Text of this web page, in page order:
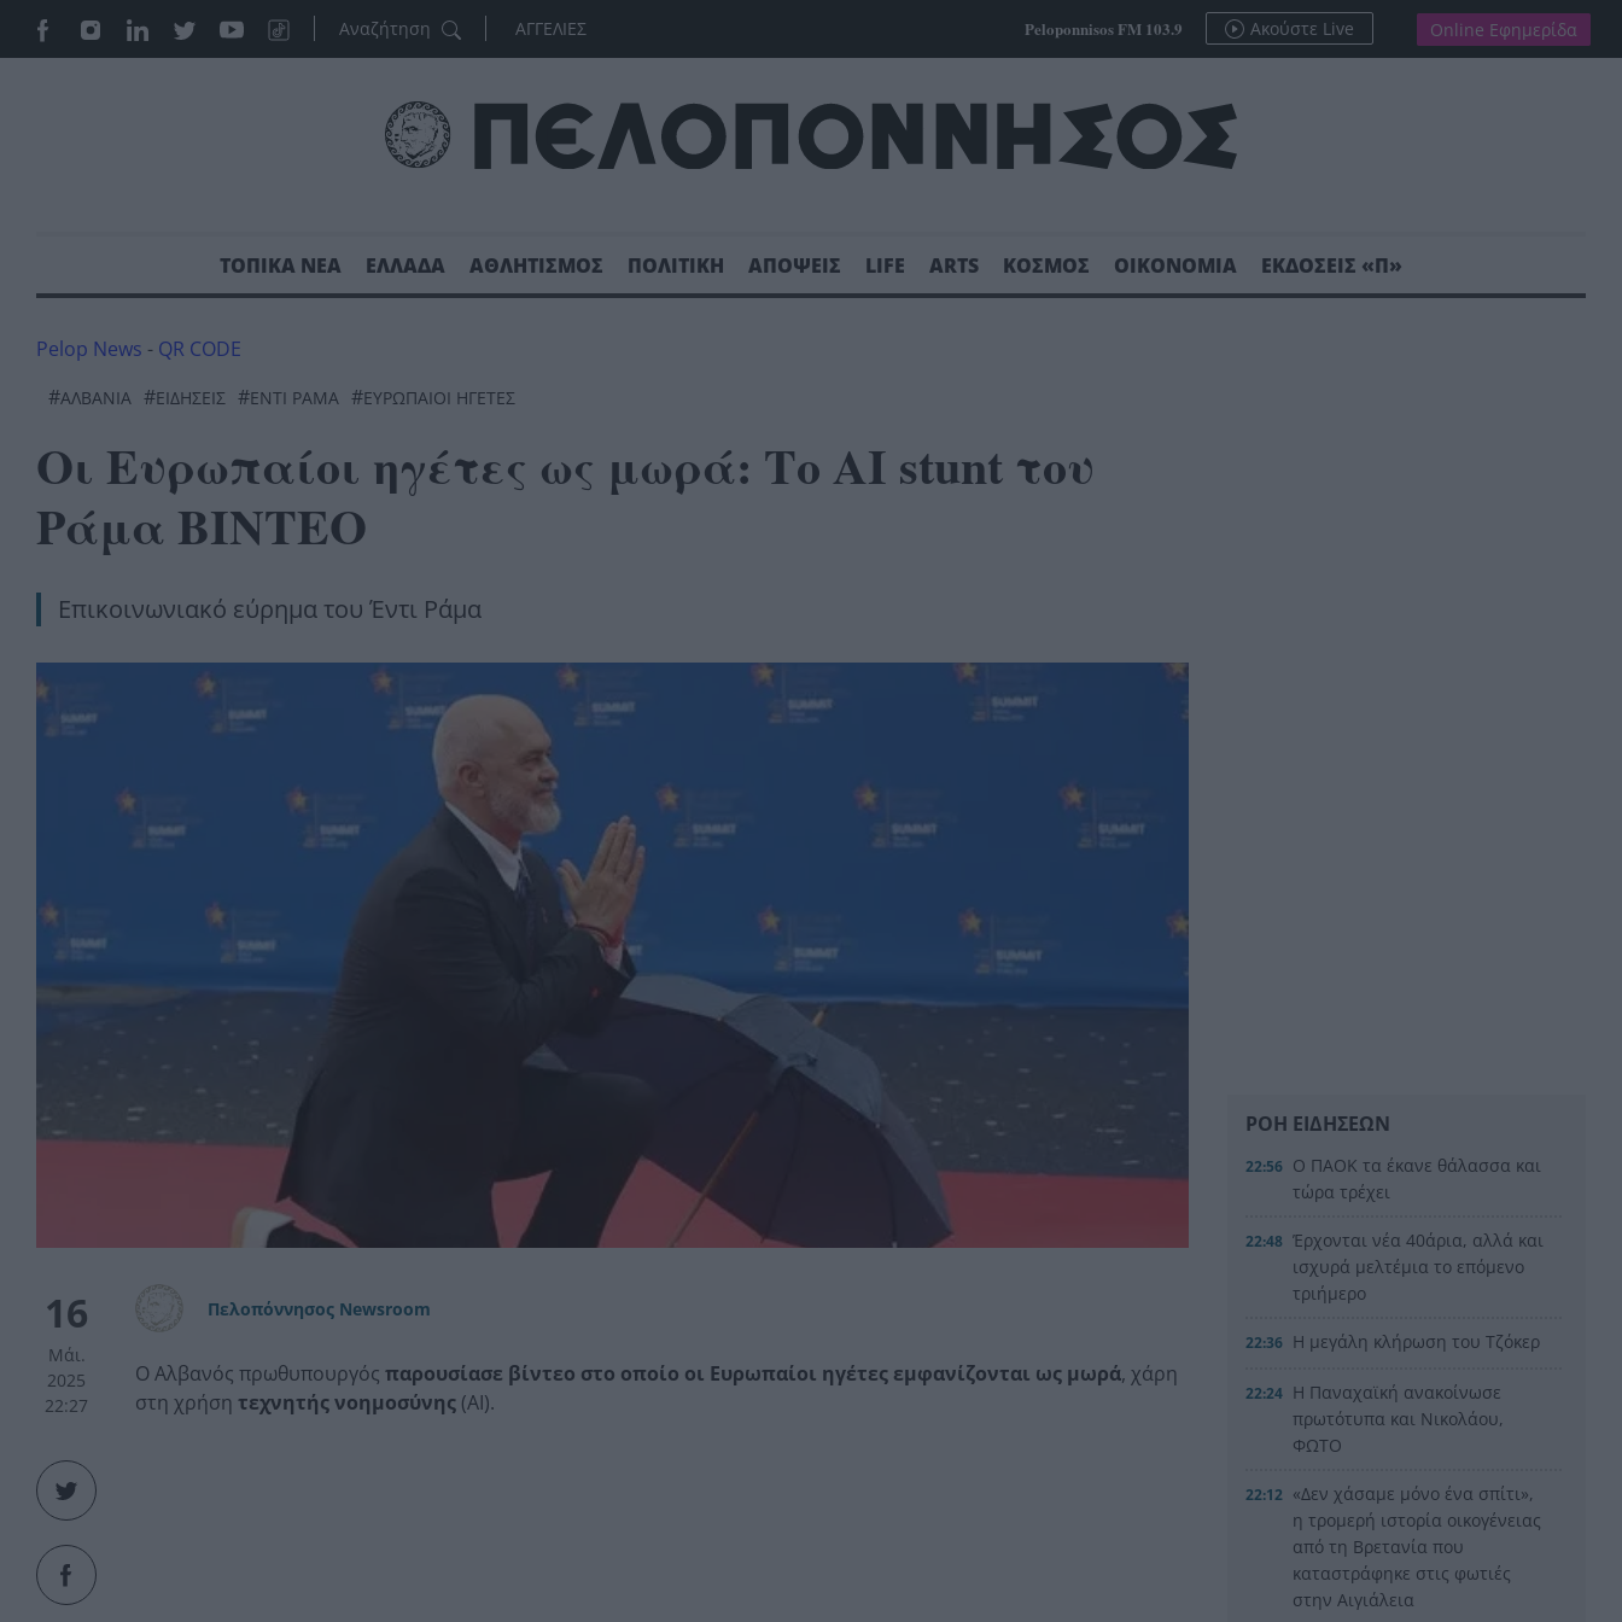
ΑΓΓΕΛΙΕΣ Peloponnisos FM 103.9 Ακούστε Live Online Εφημερίδα
ΤΟΠΙΚΑ ΝΕΑ ΕΛΛΑΔΑ ΑΘΛΗΤΙΣΜΟΣ ΠΟΛΙΤΙΚΗ ΑΠΟΨΕΙΣ LIFE ARTS ΚΟΣΜΟΣ ΟΙΚΟΝΟΜΙΑ ΕΚΔΟΣΕΙΣ «Π»
Pelop News - QR CODE
#ΑΛΒΑΝΙΑ #ΕΙΔΗΣΕΙΣ #ΕΝΤΙ ΡΑΜΑ #ΕΥΡΩΠΑΙΟΙ ΗΓΕΤΕΣ
Οι Ευρωπαίοι ηγέτες ως μωρά: Το AI stunt του
Ράμα ΒΙΝΤΕΟ
Επικοινωνιακό εύρημα του Έντι Ράμα
16
Μάι.
2025
22:27
Πελοπόννησος Newsroom
Ο Αλβανός πρωθυπουργόςπαρουσίασε βίντεο στο οποίο οι Ευρωπαίοι ηγέτες εμφανίζονται ως μωρά, χάρη
στη χρήσητεχνητής νοημοσύνης (AI).
ΡΟΗ ΕΙΔΗΣΕΩΝ
22:56 Ο ΠΑΟΚ τα έκανε θάλασσα και
τώρα τρέχει
22:48 Έρχονται νέα 40άρια, αλλά και
ισχυρά μελτέμια το επόμενο
τριήμερο
22:36 Η μεγάλη κλήρωση του Τζόκερ
22:24 Η Παναχαϊκή ανακοίνωσε
πρωτότυπα και Νικολάου,
ΦΩΤΟ
22:12 «Δεν χάσαμε μόνο ένα σπίτι»,
η τρομερή ιστορία οικογένειας
από τη Βρετανία που
καταστράφηκε στις φωτιές
στην Αιγιάλεια